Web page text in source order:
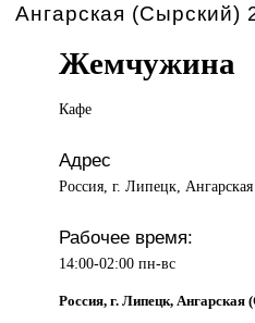
Ангарская (Сырский)
Жемчужина
Кафе
Адрес
Россия, г. Липецк,
Рабочее время:
14:00-02:00 пн-вс
Россия, г. Липецк, Ангарская